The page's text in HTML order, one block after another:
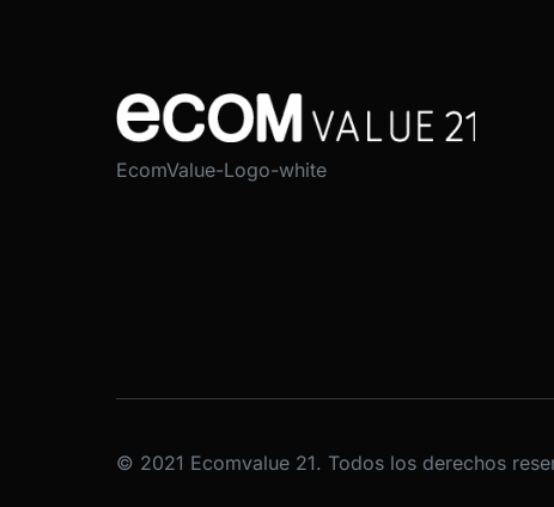
EcomValue-Logo-white
© 2021 Ecomvalue 21. Todos los derechos